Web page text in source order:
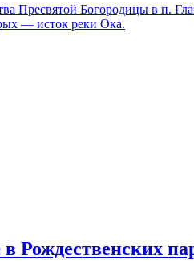
Пресвятой Богородицы в п.
— исток реки Ока.
Рождественских